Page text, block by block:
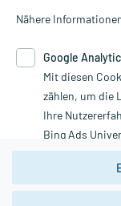
die Untersuchung
Therapien
Google Analytics.
unserer
nutzen Sie das
Vertrag
Nähere
Google
Mit diesen
zählen, um die
Ihre
Bing Ads
Youtube-Social
Wir